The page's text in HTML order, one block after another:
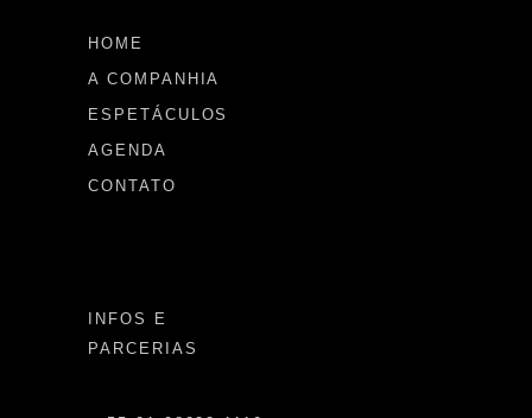
HOME
A COMPANHIA
ESPETÁCULOS
AGENDA
CONTATO
INFOS E
PARCERIAS